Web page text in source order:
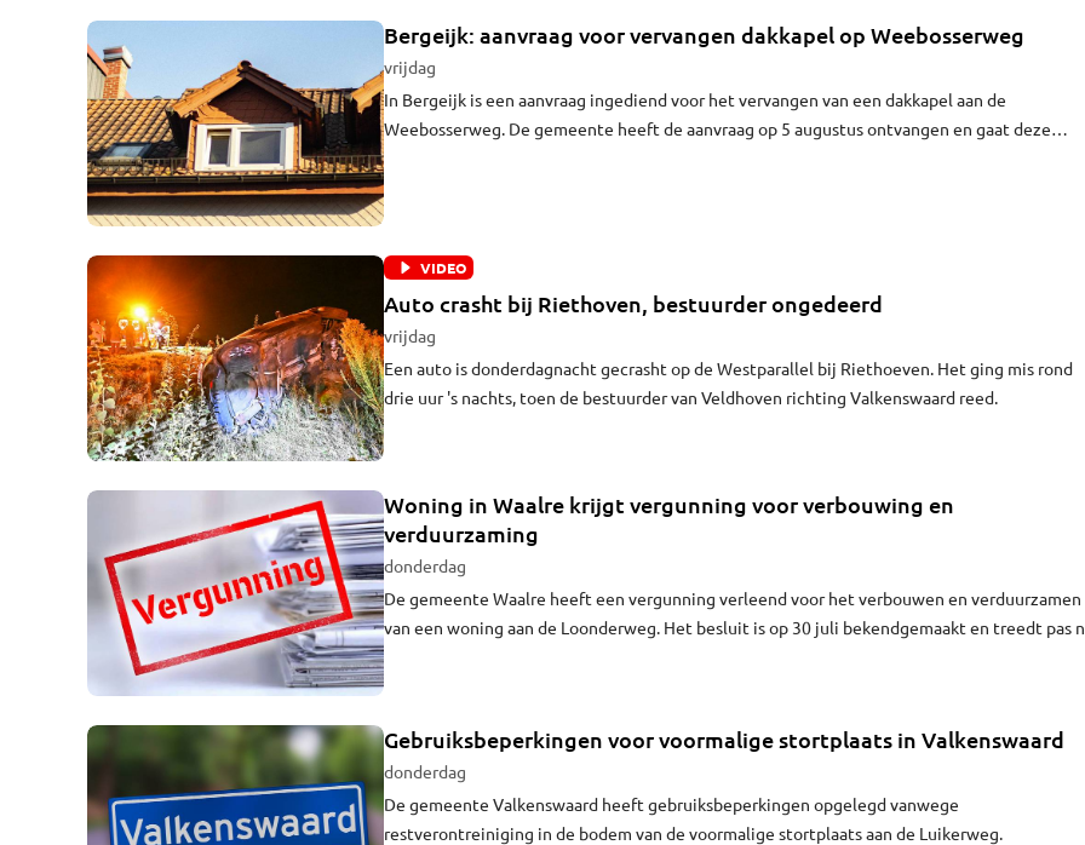
Bergeijk: aanvraag voor vervangen dakkapel op Weebosserweg
vrijdag
In Bergeijk is een aanvraag ingediend voor het vervangen van een dakkapel aan de
Weebosserweg. De gemeente heeft de aanvraag op 5 augustus ontvangen en gaat deze
VIDEO
Auto crasht bij Riethoven, bestuurder ongedeerd
vrijdag
Een auto is donderdagnacht gecrasht op de Westparallel bij Riethoeven. Het ging mis rond
drie uur 's nachts, toen de bestuurder van Veldhoven richting Valkenswaard reed.
Woning in Waalre krijgt vergunning voor verbouwing en
verduurzaming
donderdag
De gemeente Waalre heeft een vergunning verleend voor het verbouwen en verduurzamen
van een woning aan de Loonderweg. Het besluit is op 30 juli bekendgemaakt en treedt pas
Gebruiksbeperkingen voor voormalige stortplaats in Valkenswaard
donderdag
De gemeente Valkenswaard heeft gebruiksbeperkingen opgelegd vanwege
restverontreiniging in de bodem van de voormalige stortplaats aan de Luikerweg.